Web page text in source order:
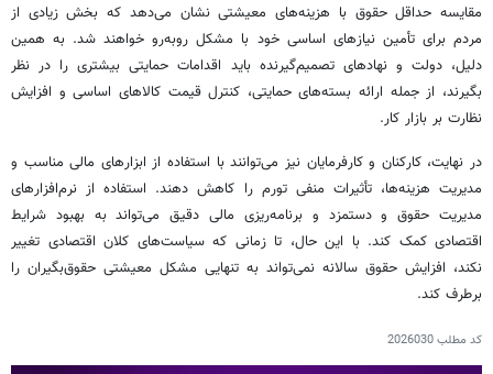
مقایسه حداقل حقوق با هزینه‌های معیشتی نشان می‌دهد که بخش زیادی از
مردم برای تأمین نیازهای اساسی خود با مشکل روبه‌رو خواهند شد. به همین
دلیل، دولت و نهادهای تصمیم‌گیرنده باید اقدامات حمایتی بیشتری را در نظر
بگیرند، از جمله ارائه بسته‌های حمایتی، کنترل قیمت کالاهای اساسی و افزایش
نظارت بر بازار کار.
در نهایت، کارکنان و کارفرمایان نیز می‌توانند با استفاده از ابزارهای مالی مناسب و
مدیریت هزینه‌ها، تأثیرات منفی تورم را کاهش دهند. استفاده از نرم‌افزارهای
مدیریت حقوق و دستمزد و برنامه‌ریزی مالی دقیق می‌تواند به بهبود شرایط
اقتصادی کمک کند. با این حال، تا زمانی که سیاست‌های کلان اقتصادی تغییر
نکند، افزایش حقوق سالانه نمی‌تواند به تنهایی مشکل معیشتی حقوق‌بگیران را
برطرف کند.
کد مطلب2026030